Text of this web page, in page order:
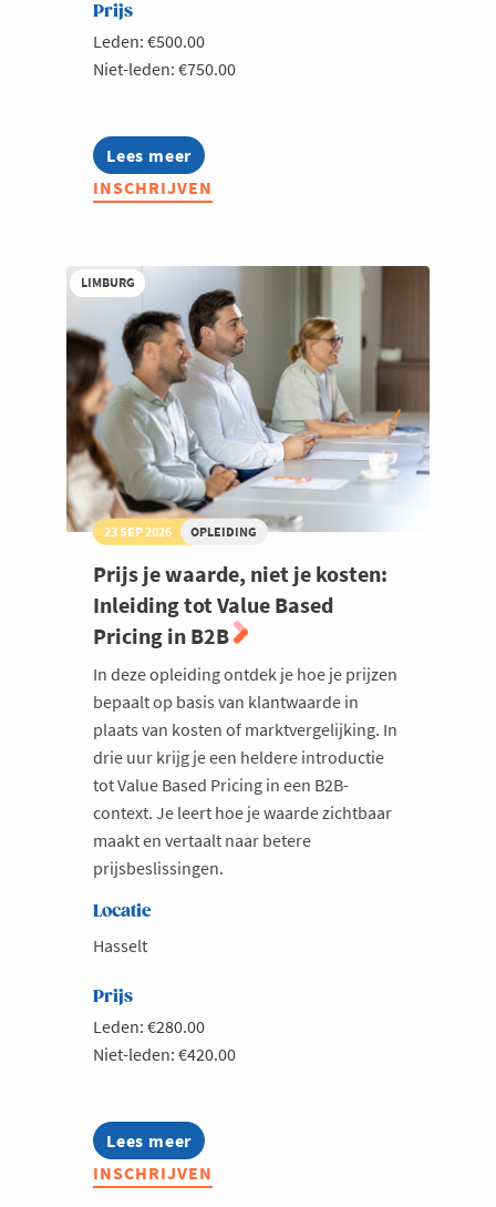
Prijs
Leden: €500.00
Niet-leden: €750.00
Lees meer
about
Blijf
vindbaar
AI:
optimaliseer
website
in
1
dag
INSCHRIJVEN
LIMBURG
23 SEP 2026 OPLEIDING
Prijs je waarde, niet je kosten:
Inleiding tot Value Based
Pricing in B2B
In deze opleiding ontdek je hoe je prijzen
bepaalt op basis van klantwaarde in
plaats van kosten of marktvergelijking. In
drie uur krijg je een heldere introductie
tot Value Based Pricing in een B2B-
context. Je leert hoe je waarde zichtbaar
maakt en vertaalt naar betere
prijsbeslissingen.
Locatie
Hasselt
Prijs
Leden: €280.00
Niet-leden: €420.00
Lees meer
about
Prijs
je
INSCHRIJVEN
Supply Chain
Welzijn en gezondheidszorg